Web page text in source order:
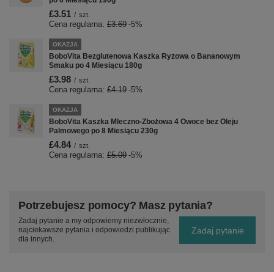
£3.51 / szt.
Cena regularna: £3.69 -5%
OKAZJA
BoboVita Bezglutenowa Kaszka Ryżowa o Bananowym
Smaku po 4 Miesiącu 180g
£3.98 / szt.
Cena regularna: £4.19 -5%
OKAZJA
BoboVita Kaszka Mleczno-Zbożowa 4 Owoce bez Oleju
Palmowego po 8 Miesiącu 230g
£4.84 / szt.
Cena regularna: £5.09 -5%
Potrzebujesz pomocy? Masz pytania?
Zadaj pytanie a my odpowiemy niezwłocznie,
najciekawsze pytania i odpowiedzi publikując
dla innych.
Zadaj pytanie